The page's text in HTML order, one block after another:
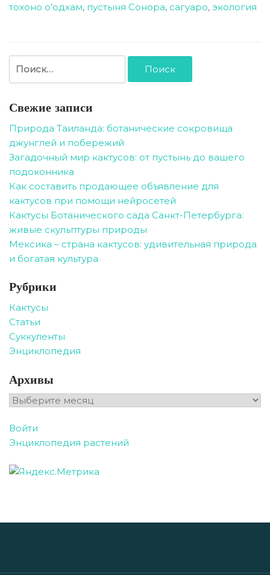
тохоно о’одхам, пустыня Сонора, сагуаро, экология
Свежие записи
Природа Таиланда: ботанические сокровища
джунглей и побережий
Загадочный мир кактусов: от пустынь до вашего
подоконника
Как составить продающее объявление для
кактусов при помощи нейросетей
Кактусы Ботанического сада Санкт-Петербурга:
живые скульптуры природы
Мексика – страна кактусов: удивительная природа
и богатая культура
Рубрики
Кактусы
Статьи
Суккуленты
Энциклопедия
Архивы
Архивы
Войти
Энциклопедия растений